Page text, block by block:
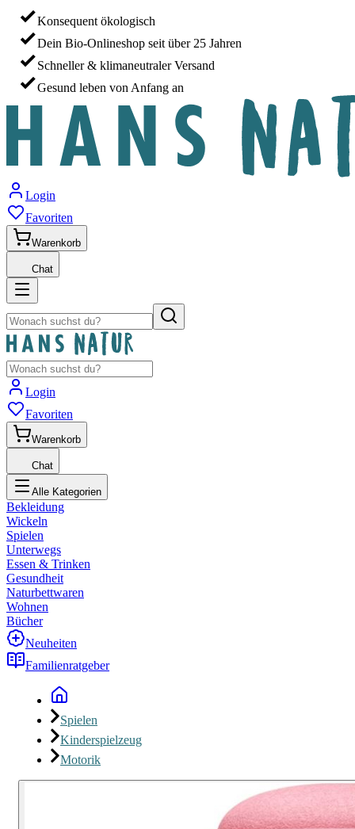
Konsequent ökologisch
Dein Bio-Onlineshop seit über 25 Jahren
Schneller & klimaneutraler Versand
Gesund leben von Anfang an
Login
Favoriten
Warenkorb
Chat
Login
Favoriten
Warenkorb
Chat
Alle Kategorien
Bekleidung
Wickeln
Spielen
Unterwegs
Essen & Trinken
Gesundheit
Naturbettwaren
Wohnen
Bücher
Neuheiten
Familienratgeber
Spielen
Kinderspielzeug
Motorik